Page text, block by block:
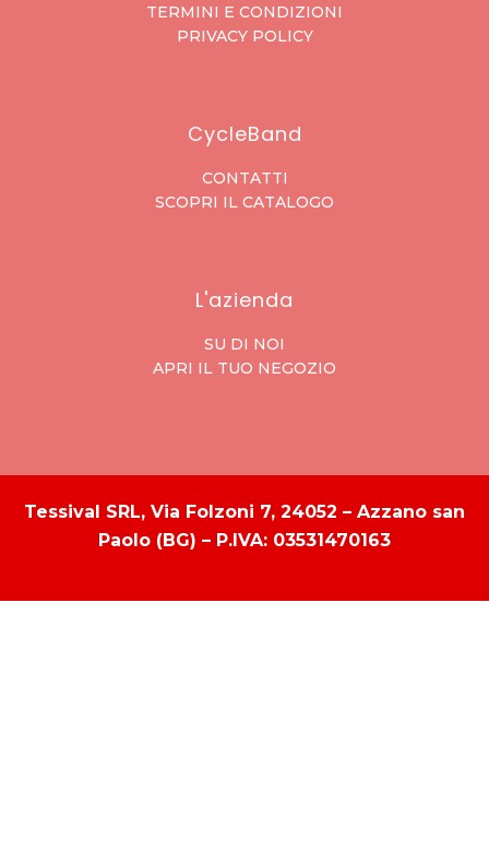
TERMINI E CONDIZIONI
PRIVACY POLICY
CycleBand
CONTATTI
SCOPRI IL CATALOGO
L'azienda
SU DI NOI
APRI IL TUO NEGOZIO
Tessival SRL, Via Folzoni 7, 24052 – Azzano san
Paolo (BG) – P.IVA: 03531470163